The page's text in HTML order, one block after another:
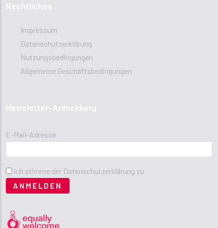
Rechtliches
Impressum
Datenschutzerklärung
Nutzungsbedingungen
Allgemeine Geschäftsbedingungen
Newsletter-Anmeldung
E-Mail-Adresse
Ich stimme der Datenschutzerklärung zu